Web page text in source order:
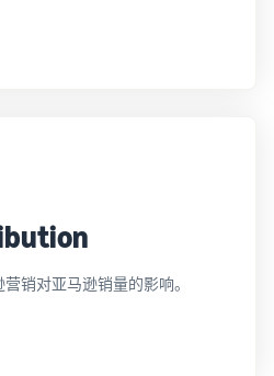
销对亚马逊销量的影响。